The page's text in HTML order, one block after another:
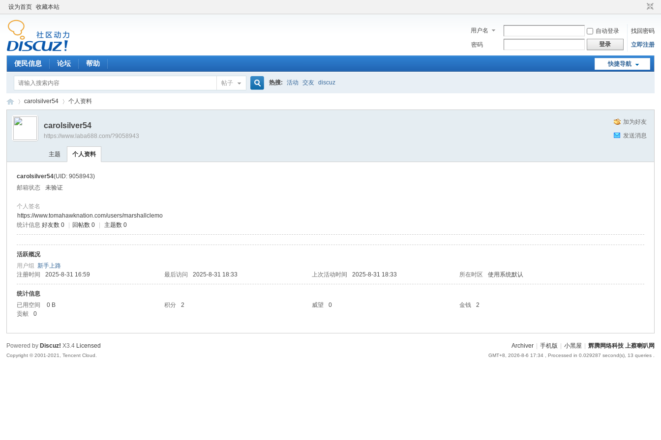
设为首页 收藏本站
用户名 自动登录
找回密码
密码
登录 立即注册
快捷导航
便民信息 论坛 帮助
帖子 热搜: 活动 交友 discuz
›
carolsilver54 个人资料
加为好友
发送消息
carolsilver54
https://www.laba688.com/?9058943
主题 个人资料
carolsilver54(UID: 9058943)
邮箱状态
未验证
个人签名
https://www.tomahawknation.com/users/marshallclemo
统计信息 好友数 0 回帖数 0 主题数 0
活跃概况
用户组新手上路
注册时间
2025-8-31 16:59 最后访问 2025-8-31 18:33 上次活动时间 2025-8-31 18:33 所在时区 使用系统默认
统计信息
已用空间
0 B 积分 2 威望 0 金钱
2
贡献
0
Archiver 手机版 小黑屋 辉腾网络科技 上蔡喇叭网
GMT+8, 2026-8-6 17:34, Processed in 0.029287 second(s), 13 queries .
Powered by Discuz! X3.4 Licensed
Copyright © 2001-2021, Tencent Cloud.